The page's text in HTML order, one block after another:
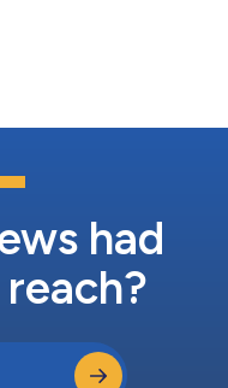
優勢的血管通路解決方
學壁報的支持。血流感
新臨床研究結論顯示，使
3。 POWERWAND™系
Jelco® IV導管和Port-A-
能為臨床工作者提供更多
had